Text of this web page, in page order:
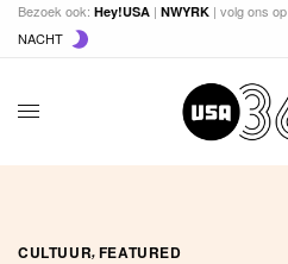
Bezoek ook:Hey!USA |NWYRK | volg ons op
NACHT
CULTUUR,FEATURED